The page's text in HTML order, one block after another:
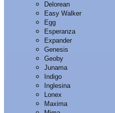
Delorean
Easy Walker
Egg
Esperanza
Expander
Genesis
Geoby
Junama
Indigo
Inglesina
Lonex
Maxima